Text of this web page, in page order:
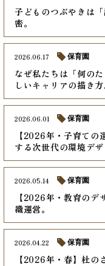
子どものつぶやきは
密。
なぜ私たちは「何の
しいキャリアの描き方
2026.06.17 保育園
【2026年・子育て
する次世代の環境デザ
2026.06.01 保育園
【2026年・教育の
織運営。
2026.05.14 保育園
【2026年・春】杜の
2026.04.22 保育園